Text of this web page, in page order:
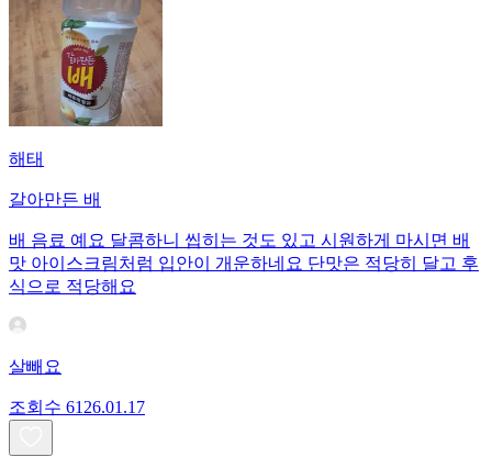
해태
갈아만든 배
배 음료 예요 달콤하니 씹히는 것도 있고 시원하게 마시면 배
맛 아이스크림처럼 입안이 개운하네요 단맛은 적당히 달고 후
식으로 적당해요
살빼요
조회수 61 26.01.17